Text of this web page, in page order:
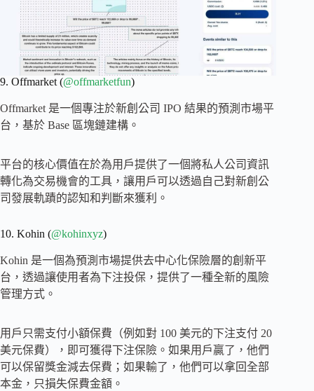
9. Offmarket (@offmarketfun)
Offmarket 是一個專注於新創公司 IPO 結果的預測市場平
台，基於 Base 區塊鏈建構。
平台的核心價值在於為用戶提供了一個將私人公司資訊
轉化為交易機會的工具，讓用戶可以透過自己對新創公
司發展軌蹟的認知和判斷來獲利。
10. Kohin (@kohinxyz)
Kohin 是一個為預測市場提供去中心化保險層的創新平
台，透過讓使用者為下注投保，提供了一種全新的風險
管理方式。
用戶只需支付小額保費（例如對 100 美元的下注支付 20
美元保費），即可獲得下注保險。如果用戶贏了，他們
可以保留獎金減去保費；如果輸了，他們可以拿回全部
本金，只損失保費金額。